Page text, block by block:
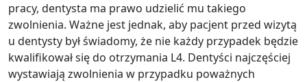
pracy, dentysta ma prawo udzielić mu takiego
zwolnienia. Ważne jest jednak, aby pacjent przed wizytą
u dentysty był świadomy, że nie każdy przypadek będzie
kwalifikował się do otrzymania L4. Dentyści najczęściej
wystawiają zwolnienia w przypadku poważnych